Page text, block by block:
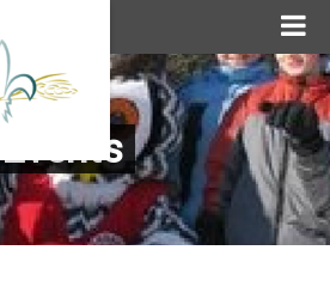
Events